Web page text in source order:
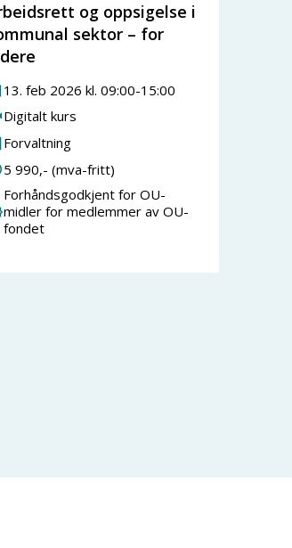
og oppsigelse i
sektor – for
13.feb 2026 kl.09:00-15:00
Digitalt kurs
Forvaltning
5 990,- (mva-fritt)
Forhåndsgodkjent for OU-
midler for medlemmer av OU-
fondet